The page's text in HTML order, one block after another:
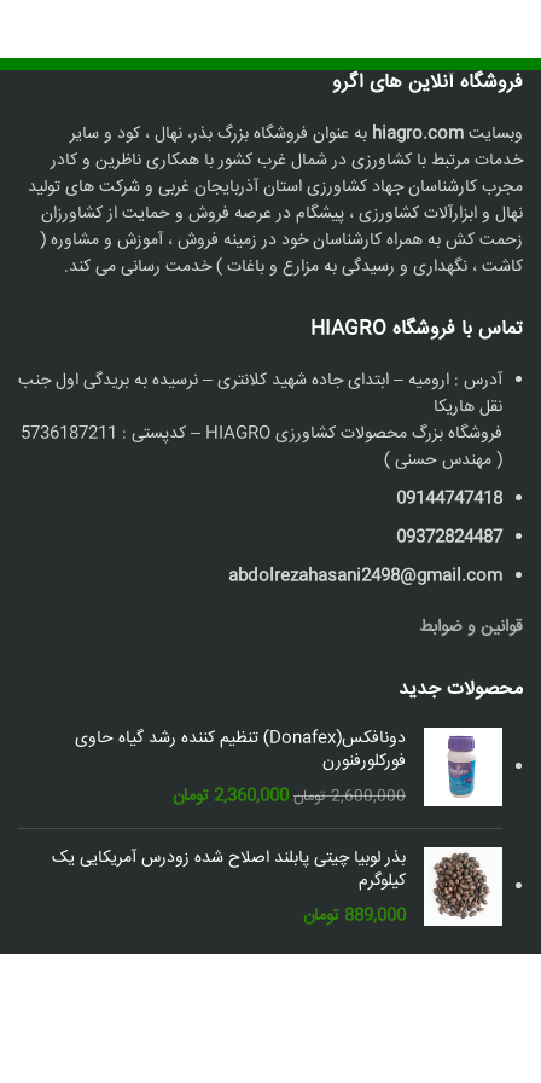
فروشگاه آنلاین های اگرو
وبسایتhiagro.com به عنوان فروشگاه بزرگ بذر، نهال ، کود و سایر
خدمات مرتبط با کشاورزی در شمال غرب کشور با همکاری ناظرین و کادر
مجرب کارشناسان جهاد کشاورزی استان آذربایجان غربی و شرکت های تولید
نهال و ابزارآلات کشاورزی ، پیشگام در عرصه فروش و حمایت از کشاورزان
زحمت کش به همراه کارشناسان خود در زمینه فروش ، آموزش و مشاوره (
کاشت ، نگهداری و رسیدگی به مزارع و باغات ) خدمت رسانی می کند.
تماس با فروشگاه HIAGRO
آدرس : ارومیه – ابتدای جاده شهید کلانتری – نرسیده به بریدگی اول جنب
نقل هاریکا
فروشگاه بزرگ محصولات کشاورزی HIAGRO – کدپستی : 5736187211
( مهندس حسنی )
09144747418
09372824487
abdolrezahasani2498@gmail.com
قوانین و ضوابط
محصولات جدید
دونافکس(Donafex) تنظیم کننده رشد گیاه حاوی
فورکلورفنورن
2,600,000 تومان قیمت
اصلی:
2,600,000 تومان
2,360,000 تومانقیمت
فعلی:
2,360,000 تومان.
بذر لوبیا چیتی پابلند اصلاح شده زودرس آمریکایی یک
کیلوگرم
889,000 تومان